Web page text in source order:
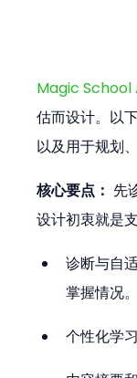
Magic School
估而设计。以
以及用于规划
核心要点： 先
设计初衷就是
诊断与自
掌握情况。
个性化学